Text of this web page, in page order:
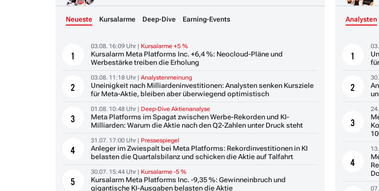
Neueste Kursalarme Deep-Dive Earning-Events
1
03.08. 16:09 Uhr | Kursalarme +5 %
Kursalarm Meta Platforms Inc. +6,4 %: Neocloud-Pläne und
Werbestärke treiben die Erholung
2
03.08. 11:18 Uhr |Analystenmeinung
Uneinigkeit nach Milliardeninvestitionen: Analysten senken Kursziele
für Meta-Aktie, bleiben aber überwiegend optimistisch
3
01.08. 10:48 Uhr | Deep-Dive Aktienanalyse
Meta Platforms im Spagat zwischen Werbe-Rekorden und KI-
Milliarden: Warum die Aktie nach den Q2-Zahlen unter Druck steht
4
31.07. 17:00 Uhr | Pressespiegel
Anleger im Zwiespalt bei Meta Platforms: Rekordinvestitionen in KI
belasten die Quartalsbilanz und schicken die Aktie auf Talfahrt
5
30.07. 15:44 Uhr | Kursalarme -5 %
Kursalarm Meta Platforms Inc. -9,35 %: Gewinneinbruch und
gigantische KI-Ausgaben belasten die Aktie
Analysten
1
2
3
4